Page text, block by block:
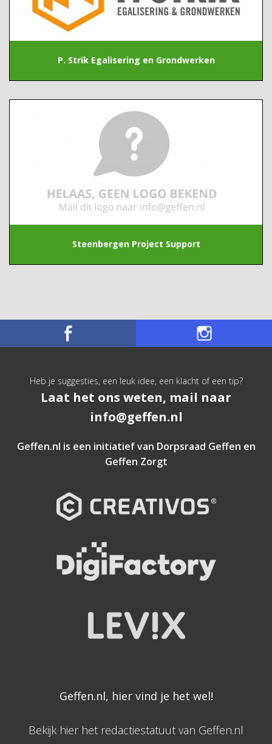
P. Strik Egalisering en Grondwerken
Steenbergen Project Support
Heb je suggesties, een leuk idee, een klacht of een tip?
Laat het ons weten, mail naar
info@geffen.nl
Geffen.nl is een initiatief van Dorpsraad Geffen en
Geffen Zorgt
Geffen.nl, hier vind je het wel!
Bekijk hier het redactiestatuut van Geffen.nl